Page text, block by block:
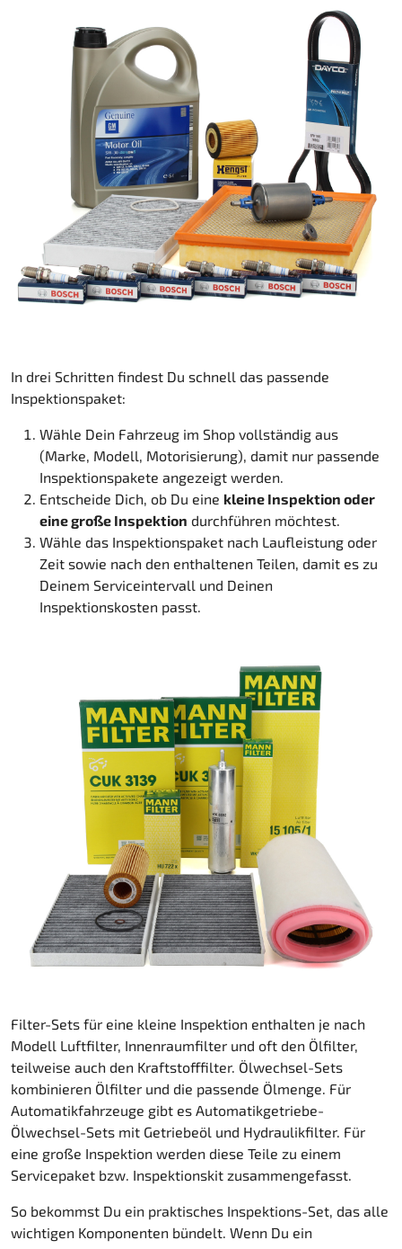
In drei Schritten findest Du schnell das passende
Inspektionspaket:
Wähle Dein Fahrzeug im Shop vollständig aus
(Marke, Modell, Motorisierung), damit nur passende
Inspektionspakete angezeigt werden.
Entscheide Dich, ob Du eine kleine Inspektion oder
eine große Inspektion durchführen möchtest.
Wähle das Inspektionspaket nach Laufleistung oder
Zeit sowie nach den enthaltenen Teilen, damit es zu
Deinem Serviceintervall und Deinen
Inspektionskosten passt.
Filter-Sets für eine kleine Inspektion enthalten je nach
Modell Luftfilter, Innenraumfilter und oft den Ölfilter,
teilweise auch den Kraftstofffilter. Ölwechsel-Sets
kombinieren Ölfilter und die passende Ölmenge. Für
Automatikfahrzeuge gibt es Automatikgetriebe-
Ölwechsel-Sets mit Getriebeöl und Hydraulikfilter. Für
eine große Inspektion werden diese Teile zu einem
Servicepaket bzw. Inspektionskit zusammengefasst.
So bekommst Du ein praktisches Inspektions-Set, das alle
wichtigen Komponenten bündelt. Wenn Du ein